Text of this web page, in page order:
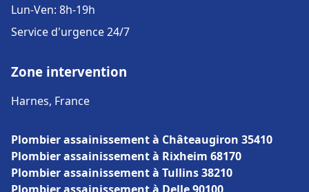
Lun-Ven: 8h-19h
Service d'urgence 24/7
Zone intervention
Harnes, France
Plombier assainissement à Châteaugiron 35410
Plombier assainissement à Rixheim 68170
Plombier assainissement à Tullins 38210